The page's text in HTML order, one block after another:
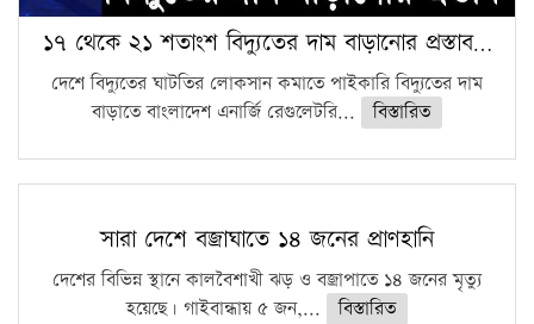
১৭ থেকে ২১ শতাংশ বিদ্যুতের দাম বাড়ানোর প্রস্তাব…
দেশে বিদ্যুতের ঘাটতির লোকসান কমাতে পাইকারি বিদ্যুতের দাম
বাড়াতে বাংলাদেশ এনার্জি রেগুলেটরি...
বিস্তারিত
সারা দেশে বজ্রাঘাতে ১৪ জনের প্রাণহানি
দেশের বিভিন্ন স্থানে কালবৈশাখী ঝড় ও বজ্রাপাতে ১৪ জনের মৃত্যু
হয়েছে। গাইবান্ধায় ৫ জন,...
বিস্তারিত